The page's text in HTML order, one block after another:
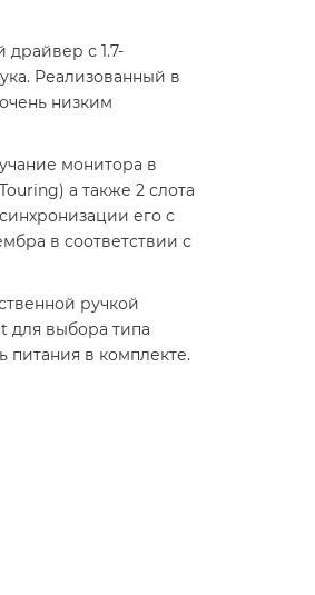
с 1.7-
Реализованный в
низким
монитора в
а также 2 слота
его с
в соответствии с
ручкой
для выбора типа
питания в комплекте.